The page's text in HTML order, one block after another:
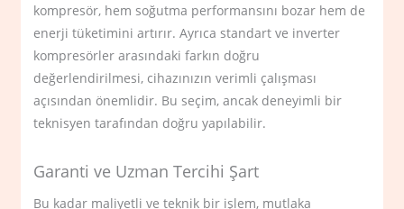
kompresör, hem soğutma performansını bozar hem de
enerji tüketimini artırır. Ayrıca standart ve inverter
kompresörler arasındaki farkın doğru
değerlendirilmesi, cihazınızın verimli çalışması
açısından önemlidir. Bu seçim, ancak deneyimli bir
teknisyen tarafından doğru yapılabilir.
Garanti ve Uzman Tercihi Şart
Bu kadar maliyetli ve teknik bir işlem, mutlaka